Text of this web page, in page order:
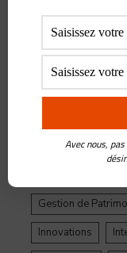
Alibaba
Asie
Douyin
Gestion de
Innovations
Avec nous,